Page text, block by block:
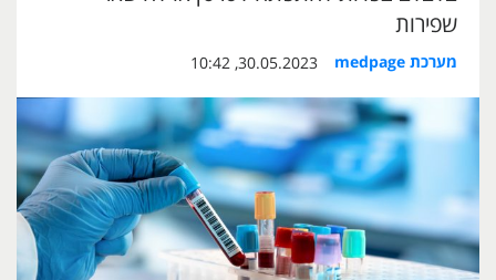
שפירות
מערכת medpage 30.05.2023, 10:42